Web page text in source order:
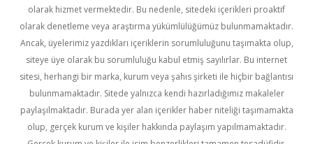
olarak hizmet vermektedir. Bu nedenle, sitedeki içerikleri proaktif
olarak denetleme veya araştırma yükümlülüğümüz bulunmamaktadır.
Ancak, üyelerimiz yazdıkları içeriklerin sorumluluğunu taşımakta olup,
siteye üye olarak bu sorumluluğu kabul etmiş sayılırlar. Bu internet
sitesi, herhangi bir marka, kurum veya şahıs şirketi ile hiçbir bağlantısı
bulunmamaktadır. Sitede yalnızca kendi hazırladığımız makaleler
paylaşılmaktadır. Burada yer alan içerikler haber niteliği taşımamakta
olup, gerçek kurum ve kişiler hakkında paylaşım yapılmamaktadır.